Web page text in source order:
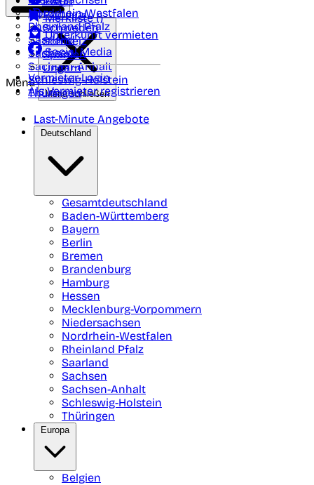
Nordrhein-Westfalen
Rheinland Pfalz
Saarland
Sachsen
Sachsen-Anhalt
Schleswig-Holstein
Thüringen
Portugal
Schweden
Schweiz
Spanien
Ungarn
Merkliste ()
Unterkunft vermieten
Social Media
Vermieter-Login
Als Vermieter registrieren
Menü
Menü schließen
Last-Minute Angebote
Deutschland
Gesamtdeutschland
Baden-Württemberg
Bayern
Berlin
Bremen
Brandenburg
Hamburg
Hessen
Mecklenburg-Vorpommern
Niedersachsen
Nordrhein-Westfalen
Rheinland Pfalz
Saarland
Sachsen
Sachsen-Anhalt
Schleswig-Holstein
Thüringen
Europa
Belgien